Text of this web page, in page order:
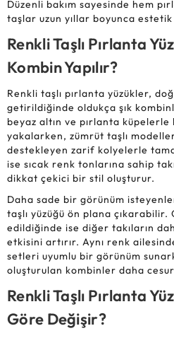
Düzenli bakım sayesinde hem
taşlar uzun yıllar boyunca
Renkli Taşlı Pırlanta
Kombin Yapılır?
Renkli taşlı pırlanta yüzükler,
getirildiğinde oldukça şık
beyaz altın ve pırlanta küpelerle
yakalarken, zümrüt taşlı
destekleyen zarif kolyelerle
ise sıcak renk tonlarına sahip
dikkat çekici bir stil oluşturur.
Daha sade bir görünüm
taşlı yüzüğü ön plana
edildiğinde ise diğer takıların
etkisini artırır. Aynı renk
setleri uyumlu bir görünüm
oluşturulan kombinler daha
Renkli Taşlı Pırlanta
Göre Değişir?